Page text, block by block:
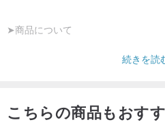
➤商品について
★サイズ：チェーン全長約 62 cm /
ペンダントトップ長さ約 5.2 cm（バ
続きを読
こちらの商品もおす